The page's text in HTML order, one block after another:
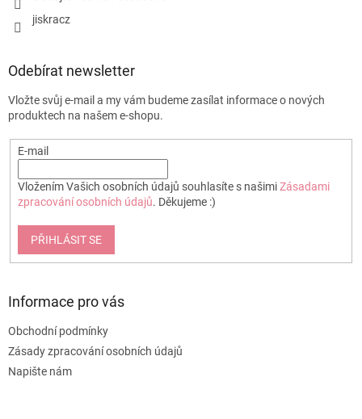
jiskracz
Odebírat newsletter
Vložte svůj e-mail a my vám budeme zasílat informace o nových
produktech na našem e-shopu.
E-mail
Vložením Vašich osobních údajů souhlasíte s našimiZásadami
zpracování osobních údajů. Děkujeme :)
PŘIHLÁSIT SE
Informace pro vás
Obchodní podmínky
Zásady zpracování osobních údajů
Napište nám